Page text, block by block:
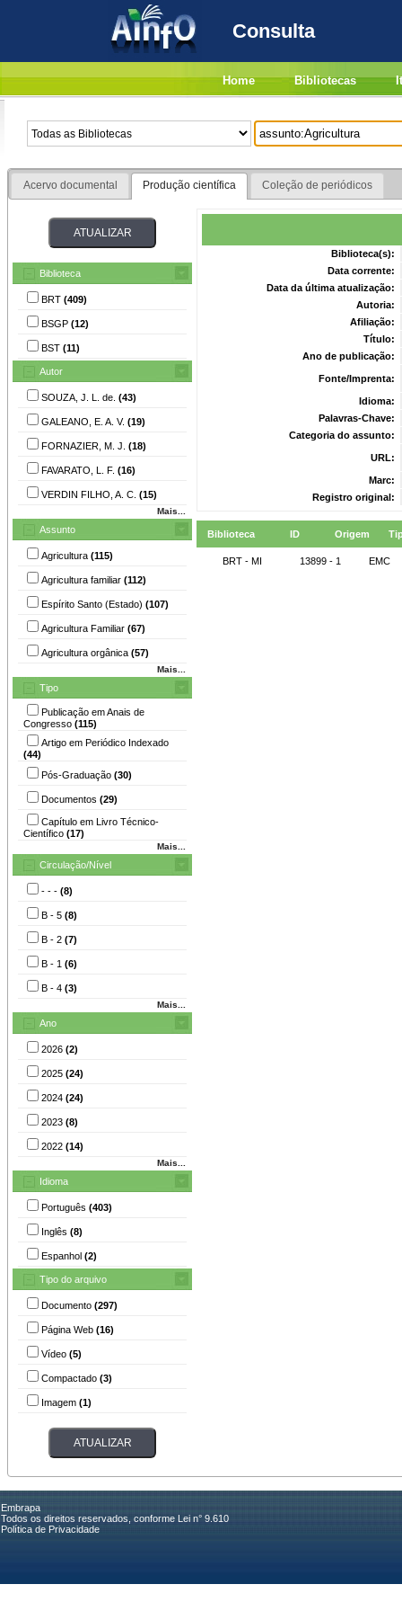
Consulta
Home Bibliotecas
Acervo documental Produção científica Coleção de periódicos
Biblioteca
BRT (409)
BSGP (12)
BST (11)
Autor
SOUZA, J. L. de. (43)
GALEANO, E. A. V. (19)
FORNAZIER, M. J. (18)
FAVARATO, L. F. (16)
VERDIN FILHO, A. C. (15)
Mais...
Assunto
Agricultura (115)
Agricultura familiar (112)
Espírito Santo (Estado) (107)
Agricultura Familiar (67)
Agricultura orgânica (57)
Mais...
Tipo
Publicação em Anais de
Congresso (115)
Artigo em Periódico Indexado
(44)
Pós-Graduação (30)
Documentos (29)
Capítulo em Livro Técnico-
Científico (17)
Mais...
Circulação/Nível
- - - (8)
B - 5 (8)
B - 2 (7)
B - 1 (6)
B - 4 (3)
Mais...
Ano
2026 (2)
2025 (24)
2024 (24)
2023 (8)
2022 (14)
Mais...
Idioma
Português (403)
Inglês (8)
Espanhol (2)
Tipo do arquivo
Documento (297)
Página Web (16)
Vídeo (5)
Compactado (3)
Imagem (1)
Biblioteca(s):
Data corrente:
Data da última atualização:
Autoria:
Afiliação:
Título:
Ano de publicação:
Fonte/Imprenta:
Idioma:
Palavras-Chave:
Categoria do assunto:
URL:
Marc:
Registro original:
Biblioteca ID Origem
BRT - MI 13899 - 1 EMC
Embrapa
Todos os direitos reservados, conforme Lei n° 9.610
Política de Privacidade